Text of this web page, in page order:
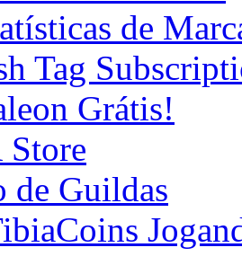
de
Tag
Grátis!
de Guildas